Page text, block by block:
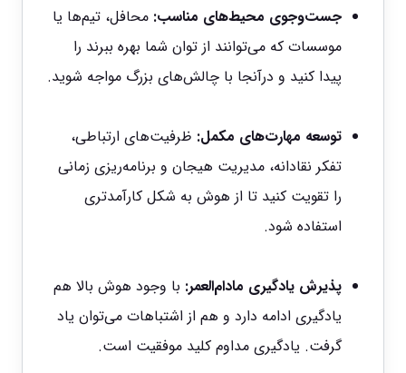
جست‌وجوی محیط‌های مناسب: محافل، تیم‌ها یا
موسسات که می‌توانند از توان شما بهره ببرند را
پیدا کنید و درآنجا با چالش‌های بزرگ مواجه شوید.
توسعه مهارت‌های مکمل: ظرفیت‌های ارتباطی،
تفکر نقادانه، مدیریت هیجان و برنامه‌ریزی زمانی
را تقویت کنید تا از هوش به شکل کارآمدتری
استفاده شود.
پذیرش یادگیری مادام‌العمر: با وجود هوش بالا هم
یادگیری ادامه دارد و هم از اشتباهات می‌توان یاد
گرفت. یادگیری مداوم کلید موفقیت است.